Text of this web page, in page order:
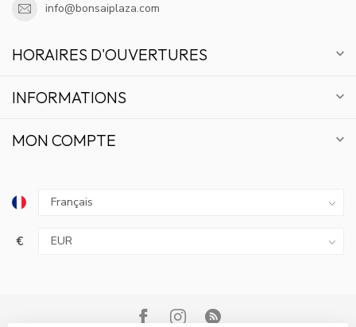
info@bonsaiplaza.com
HORAIRES D'OUVERTURES
INFORMATIONS
MON COMPTE
€